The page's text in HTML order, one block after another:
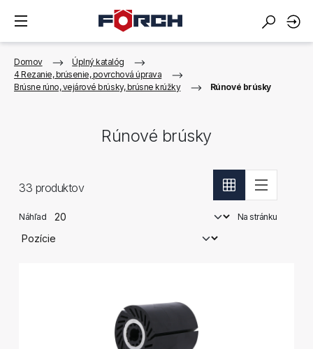
Domov
Úplný katalóg
4 Rezanie, brúsenie, povrchová úprava
Brúsne rúno, vejárové brúsky, brúsne krúžky
Rúnové brúsky
Rúnové brúsky
33 produktov
Náhľad Na stránku